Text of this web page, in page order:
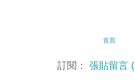
首頁
訂閱：張貼留言